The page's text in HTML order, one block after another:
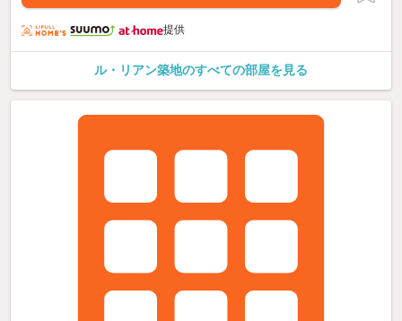
提供
ル・リアン築地のすべての部屋を見る